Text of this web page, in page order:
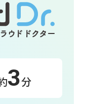
3分